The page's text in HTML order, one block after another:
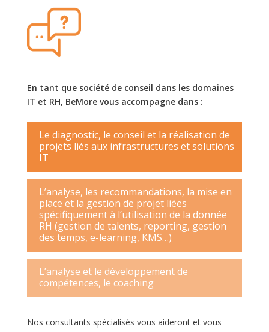
En tant que société de conseil dans les domaines
IT et RH, BeMore vous accompagne dans :
Le diagnostic, le conseil et la réalisation de
projets liés aux infrastructures et solutions
IT
L’analyse, les recommandations, la mise en
place et la gestion de projet liées
spécifiquement à l’utilisation de la donnée
RH (gestion de talents, reporting, gestion
des temps, e-learning, KMS…)
L’analyse et le développement de
compétences, le coaching
Nos consultants spécialisés vous aideront et vous